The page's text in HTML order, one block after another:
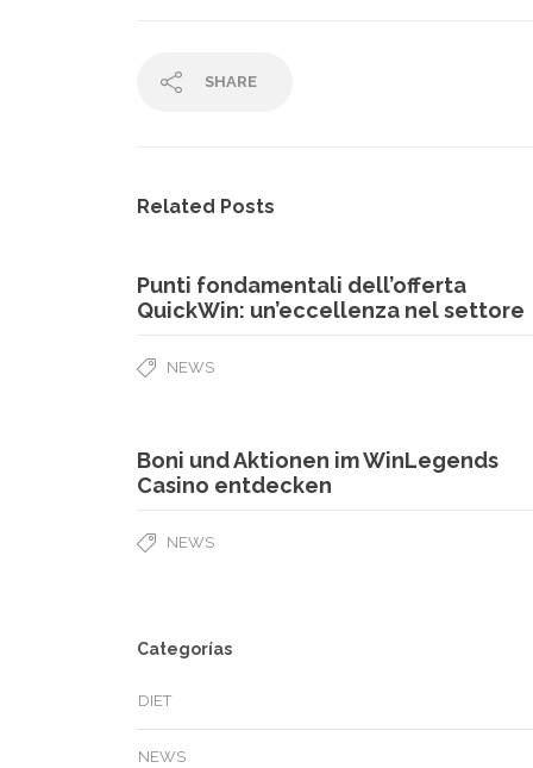
SHARE
Related Posts
Punti fondamentali dell’offerta
QuickWin: un’eccellenza nel settore
NEWS
Boni und Aktionen im WinLegends
Casino entdecken
NEWS
Categorías
DIET
NEWS